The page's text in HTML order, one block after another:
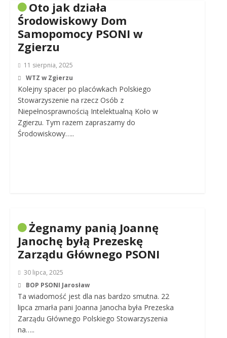
Oto jak działa
Środowiskowy Dom
Samopomocy PSONI w
Zgierzu
11 sierpnia, 2025
WTZ w Zgierzu
Kolejny spacer po placówkach Polskiego
Stowarzyszenie na rzecz Osób z
Niepełnosprawnością Intelektualną Koło w
Zgierzu. Tym razem zapraszamy do
Środowiskowy…..
Żegnamy panią Joannę
Janochę byłą Prezeskę
Zarządu Głównego PSONI
30 lipca, 2025
BOP PSONI Jarosław
Ta wiadomość jest dla nas bardzo smutna. 22
lipca zmarła pani Joanna Janocha była Prezeska
Zarządu Głównego Polskiego Stowarzyszenia
na…..